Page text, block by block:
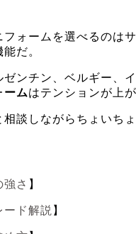
フォームを選べるのは
だ。
ゼンチン、ベルギー、
ームはテンションが上が
相談しながらちょいち
さ 】
ード解説 】